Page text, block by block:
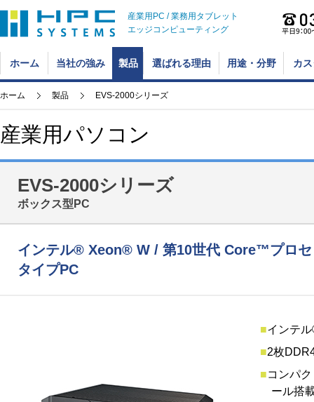
産業用PC / 業務用タブレット
エッジコンピューティング
ホーム 当社の強み 製品 選ばれる理由 用途・分野 カ
ホーム 製品 EVS-2000シリーズ
産業用パソコン
EVS-2000シリーズ
ボックス型PC
インテル® Xeon® W / 第10世代 Core™プロセ
タイプPC
■インテ
■2枚
■コンパ
ール搭